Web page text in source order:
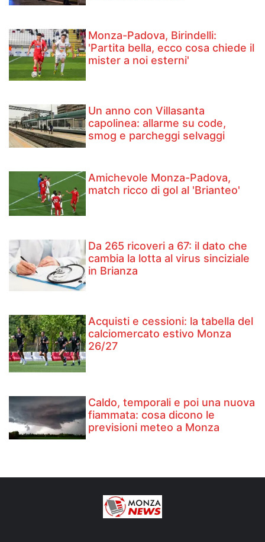
Monza-Padova, Birindelli:
'Partita bella, ecco cosa chiede il
mister a noi esterni'
Un anno con Villasanta
capolinea: allarme su code,
smog e parcheggi selvaggi
Amichevole Monza-Padova,
match ricco di gol al 'Brianteo'
Da 265 ricoveri a 67: il dato che
cambia la lotta al virus sinciziale
in Brianza
Acquisti e cessioni: la tabella del
calciomercato estivo Monza
26/27
Caldo, temporali e poi una nuova
fiammata: cosa dicono le
previsioni meteo a Monza